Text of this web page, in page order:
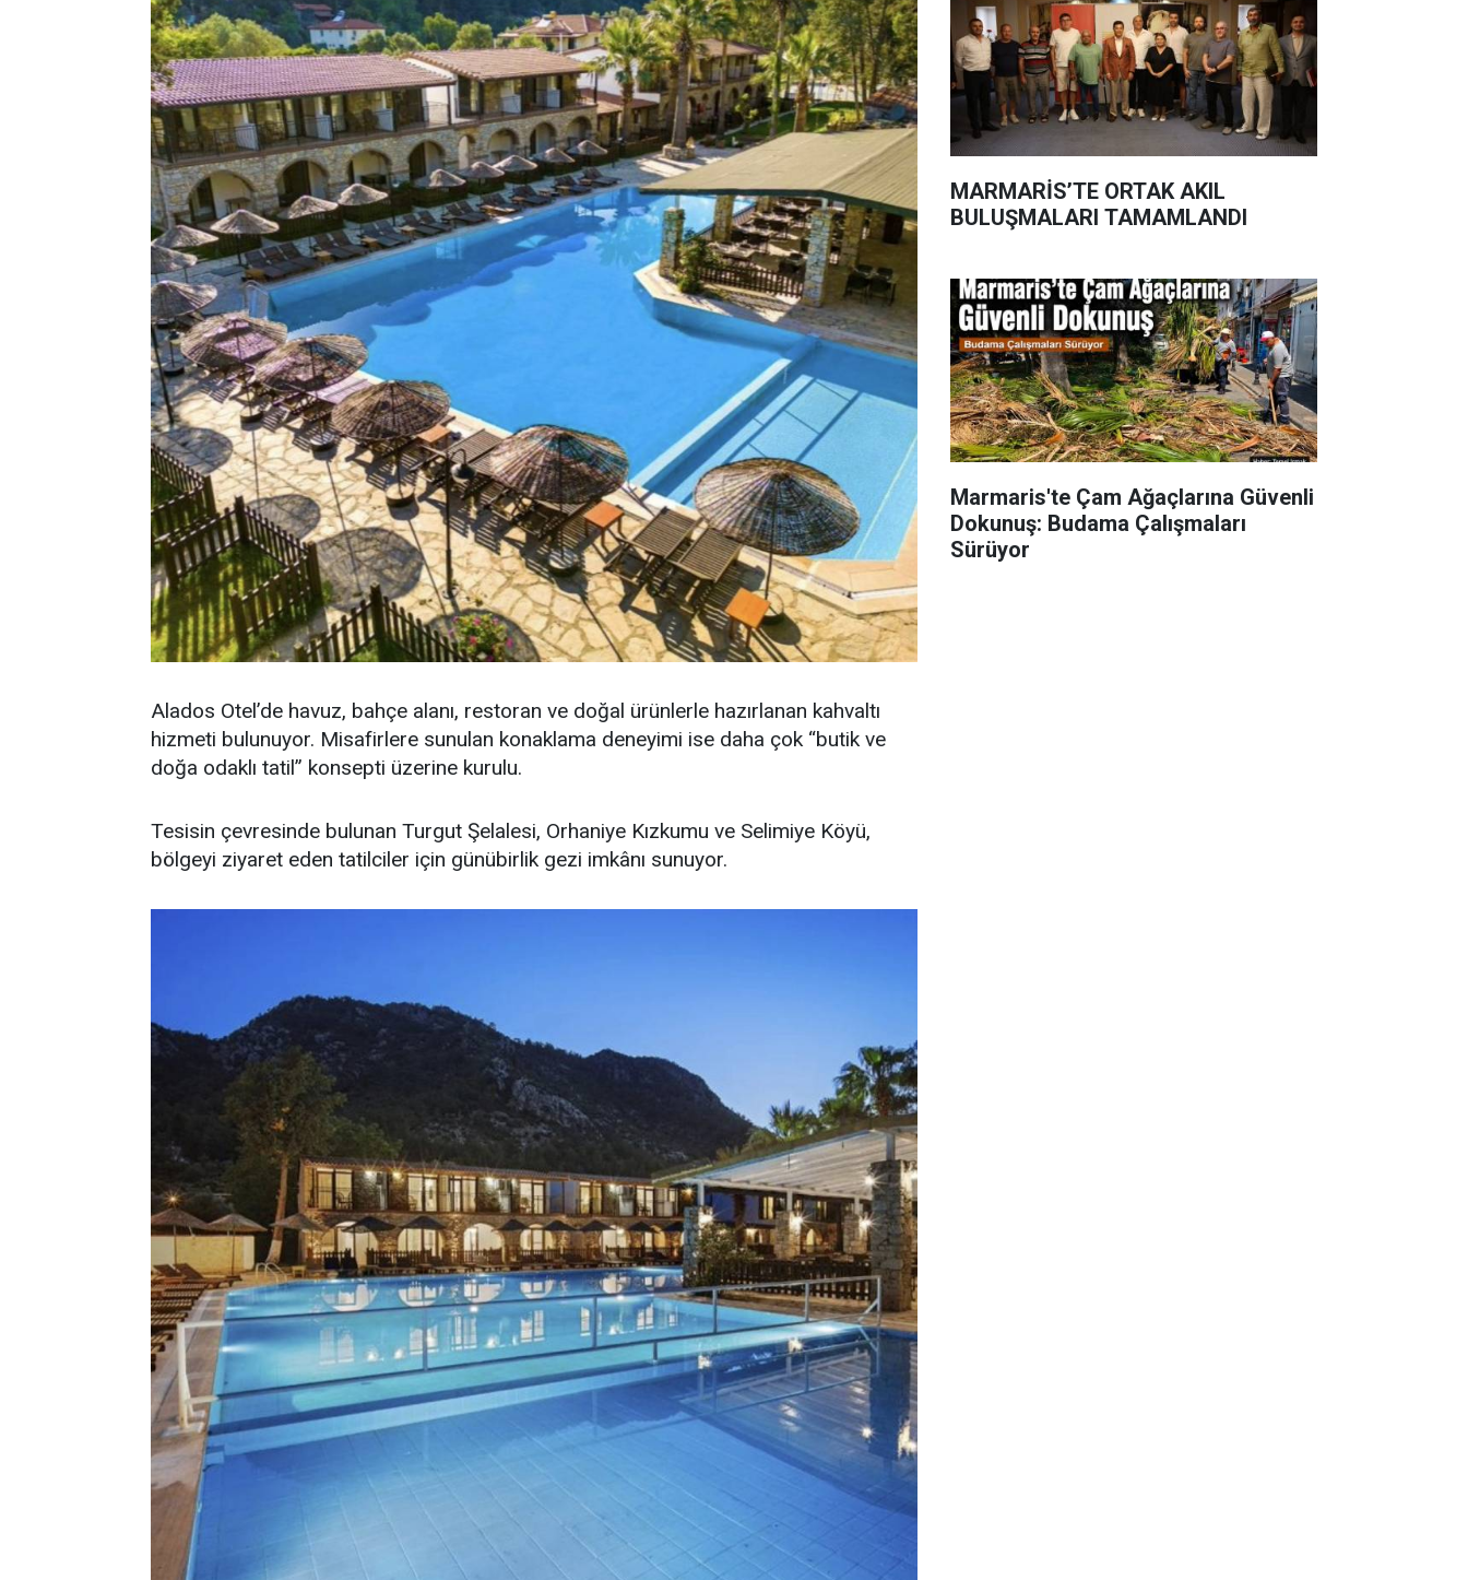
Alados Otel’de havuz, bahçe alanı, restoran ve doğal ürünlerle hazırlanan kahvaltı
hizmeti bulunuyor. Misafirlere sunulan konaklama deneyimi ise daha çok “butik ve
doğa odaklı tatil” konsepti üzerine kurulu.
Tesisin çevresinde bulunan Turgut Şelalesi, Orhaniye Kızkumu ve Selimiye Köyü,
bölgeyi ziyaret eden tatilciler için günübirlik gezi imkânı sunuyor.
MARMARİS’TE ORTAK AKIL
BULUŞMALARI TAMAMLANDI
Marmaris'te Çam Ağaçlarına Güvenli
Dokunuş: Budama Çalışmaları
Sürüyor